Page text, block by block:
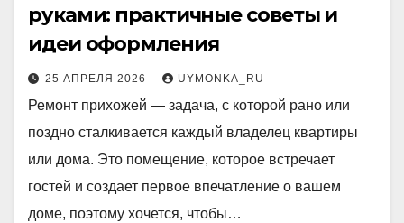
руками: практичные советы и
идеи оформления
25 АПРЕЛЯ 2026 UYMONKA_RU
Ремонт прихожей — задача, с которой рано или
поздно сталкивается каждый владелец квартиры
или дома. Это помещение, которое встречает
гостей и создает первое впечатление о вашем
доме, поэтому хочется, чтобы…